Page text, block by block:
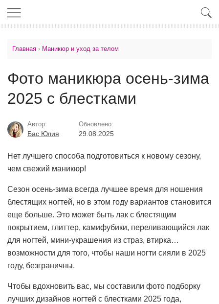
Главная › Маникюр и уход за телом
Фото маникюра осень-зима
2025 с блестками
Автор:
Бас Юлия
Обновлено:
29.08.2025
Нет лучшего способа подготовиться к новому сезону,
чем свежий маникюр!
Сезон осень-зима всегда лучшее время для ношения
блестящих ногтей, но в этом году вариантов становится
еще больше. Это может быть лак с блестящим
покрытием, глиттер, камифубики, переливающийся лак
для ногтей, мини-украшения из страз, втирка…
возможности для того, чтобы наши ногти сияли в 2025
году, безграничны.
Чтобы вдохновить вас, мы составили фото подборку
лучших дизайнов ногтей с блестками 2025 года,